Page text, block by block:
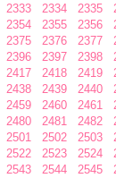
2333 2334 2335
2354 2355 2356
2375 2376 2377
2396 2397 2398
2417 2418 2419
2438 2439 2440
2459 2460 2461
2480 2481 2482
2501 2502 2503
2522 2523 2524
2543 2544 2545